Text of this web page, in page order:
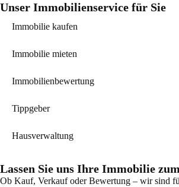
Unser Immobilienservice für Sie
Immobilie kaufen
Immobilie mieten
Immobilienbewertung
Tippgeber
Hausverwaltung
Lassen Sie uns Ihre Immobilie
Ob Kauf, Verkauf oder Bewertung – wir sind